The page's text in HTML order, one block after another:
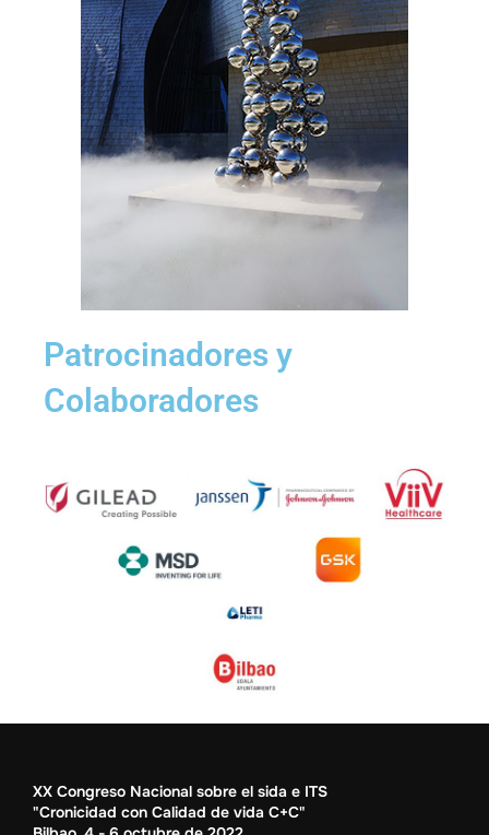
Patrocinadores y
Colaboradores
XX Congreso Nacional sobre el sida e ITS
"Cronicidad con Calidad de vida C+C"